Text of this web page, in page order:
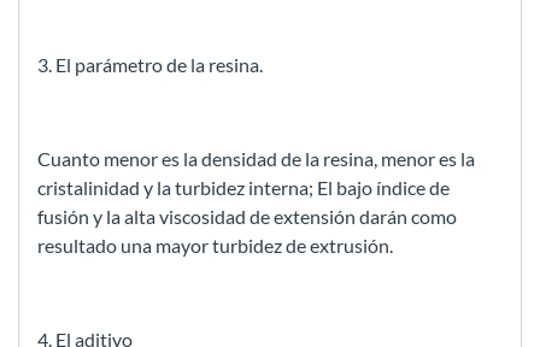
3. El parámetro de la resina.
Cuanto menor es la densidad de la resina, menor es la
cristalinidad y la turbidez interna; El bajo índice de
fusión y la alta viscosidad de extensión darán como
resultado una mayor turbidez de extrusión.
4. El aditivo